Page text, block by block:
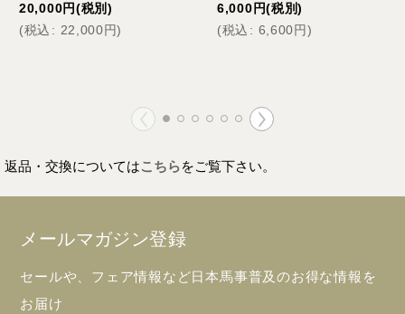
20,000円(税別)
(税込 : 22,000円)
6,000 円(税別)
(税込 : 6,600円)
返品・交換についてはこちらをご覧下さい。
メールマガジン登録
セールや、フェア情報など日本馬事普及のお得な情報を
お届け